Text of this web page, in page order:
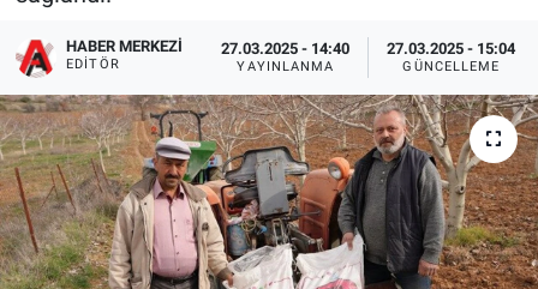
HABER MERKEZI
EDITÖR
27.03.2025 - 14:40
YAYINLANMA
27.03.2025 - 15:04
GÜNCELLEME